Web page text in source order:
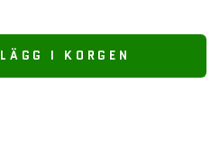
LÄGG I KORGEN